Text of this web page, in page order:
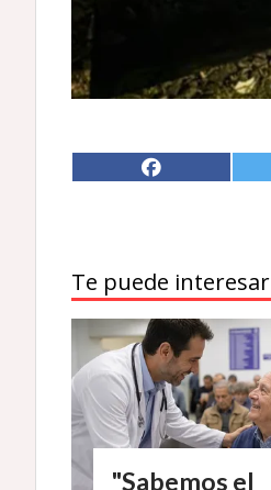
Te puede interesar
"Sabemos el